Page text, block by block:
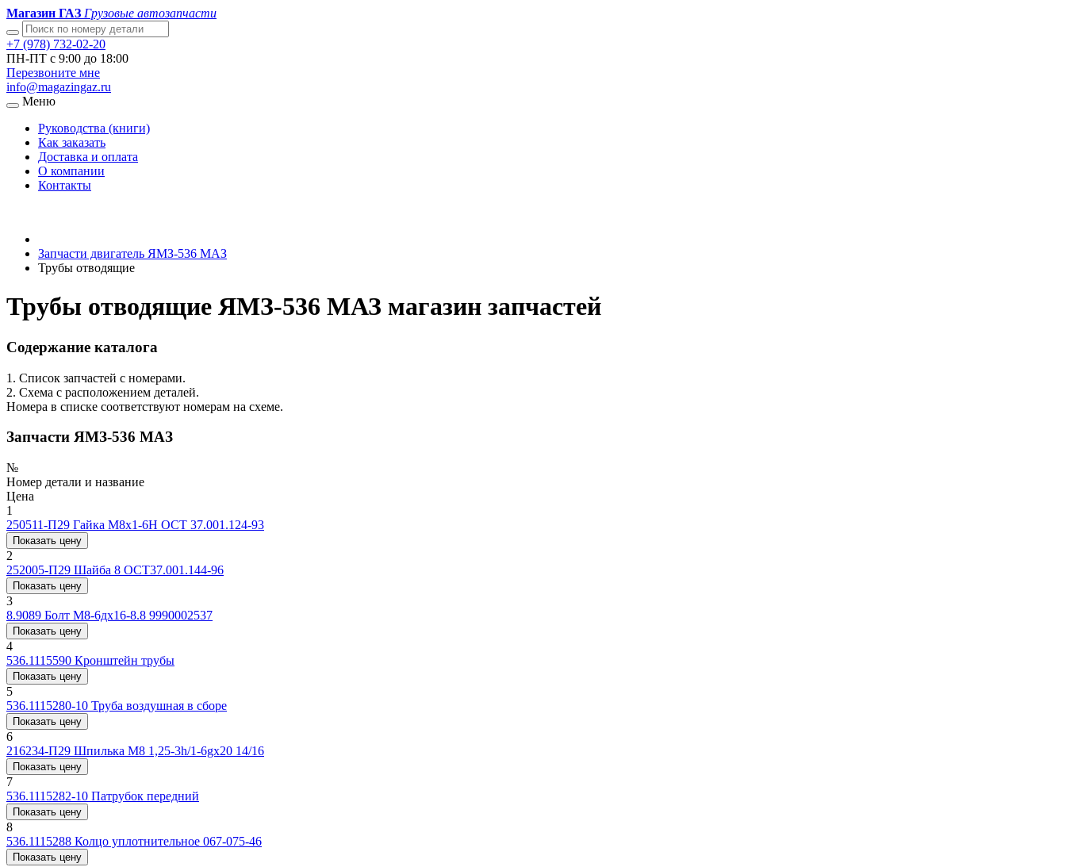
Магазин ГАЗ Грузовые автозапчасти
+7 (978) 732-02-20
ПН-ПТ с 9:00 до 18:00
Перезвоните мне
info@magazingaz.ru
Меню
Руководства (книги)
Как заказать
Доставка и оплата
О компании
Контакты
Запчасти двигатель ЯМЗ-536 МАЗ
Трубы отводящие
Трубы отводящие ЯМЗ-536 МАЗ магазин запчастей
Содержание каталога
1. Список запчастей с номерами.
2. Схема с расположением деталей.
Номера в списке соответствуют номерам на схеме.
Запчасти ЯМЗ-536 МАЗ
№
Номер детали и название
Цена
1
250511-П29 Гайка М8х1-6Н ОСТ 37.001.124-93
Показать цену
2
252005-П29 Шайба 8 ОСТ37.001.144-96
Показать цену
3
8.9089 Болт М8-6дх16-8.8 9990002537
Показать цену
4
536.1115590 Кронштейн трубы
Показать цену
5
536.1115280-10 Труба воздушная в сборе
Показать цену
6
216234-П29 Шпилька М8 1,25-3h/1-6gx20 14/16
Показать цену
7
536.1115282-10 Патрубок передний
Показать цену
8
536.1115288 Колцо уплотнительное 067-075-46
Показать цену